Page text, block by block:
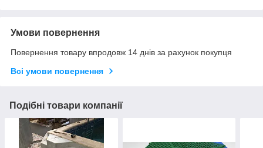
Умови повернення
Повернення товару впродовж 14 днів за рахунок покупця
Всі умови повернення
Подібні товари компанії